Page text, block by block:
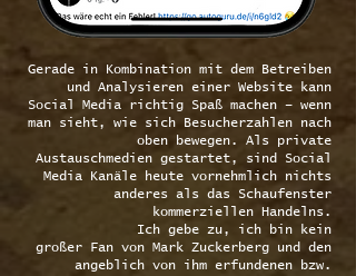
Gerade in Kombination mit dem Betreiben
und Analysieren einer Website kann
Social Media richtig Spaß machen – wenn
man sieht, wie sich Besucherzahlen nach
oben bewegen. Als private
Austauschmedien gestartet, sind Social
Media Kanäle heute vornehmlich nichts
anderes als das Schaufenster
kommerziellen Handelns.
Ich gebe zu, ich bin kein
großer Fan von Mark Zuckerberg und den
angeblich von ihm erfundenen bzw.